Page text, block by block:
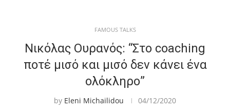
FAMOUS TALKS
Νικόλας Ουρανός: “Στο coaching
ποτέ μισό και μισό δεν κάνει ένα
ολόκληρο”
by Eleni Michailidou 04/12/2020